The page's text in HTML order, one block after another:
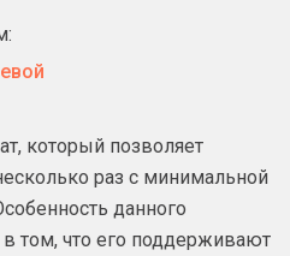
который позволяет
раз с минимальной
данного
том, что его поддерживают